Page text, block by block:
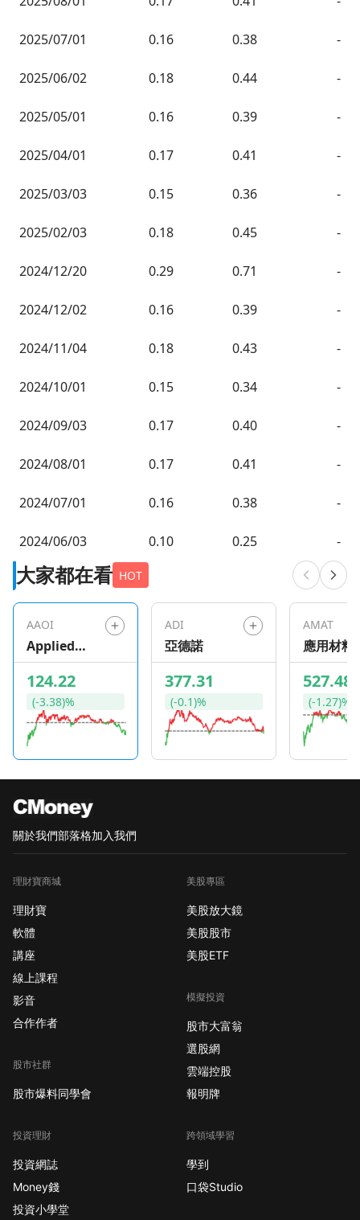
2025/07/01 0.16 0.38 -
2025/06/02 0.18 0.44 -
2025/05/01 0.16 0.39 -
2025/04/01 0.17 0.41 -
2025/03/03 0.15 0.36 -
2025/02/03 0.18 0.45 -
2024/12/20 0.29 0.71 -
2024/12/02 0.16 0.39 -
2024/11/04 0.18 0.43 -
2024/10/01 0.15 0.34 -
2024/09/03 0.17 0.40 -
2024/08/01 0.17 0.41 -
2024/07/01 0.16 0.38 -
2024/06/03 0.10 0.25 -
大家都在看 HOT
AAOI
Applied
Optoelectro
nics
124.22
(-3.38)%
ADI
亞德諾
377.31
(-0.1)%
AMAT
應用材料
527.48
(-1.27)%
關於我們部落格加入我們
理財寶商城
理財寶
軟體
講座
線上課程
影音
合作作者
股市社群
股市爆料同學會
投資理財
投資網誌
Money錢
投資小學堂
美股專區
美股放大鏡
美股股市
美股ETF
模擬投資
股市大富翁
選股網
雲端控股
報明牌
跨領域學習
學到
口袋Studio